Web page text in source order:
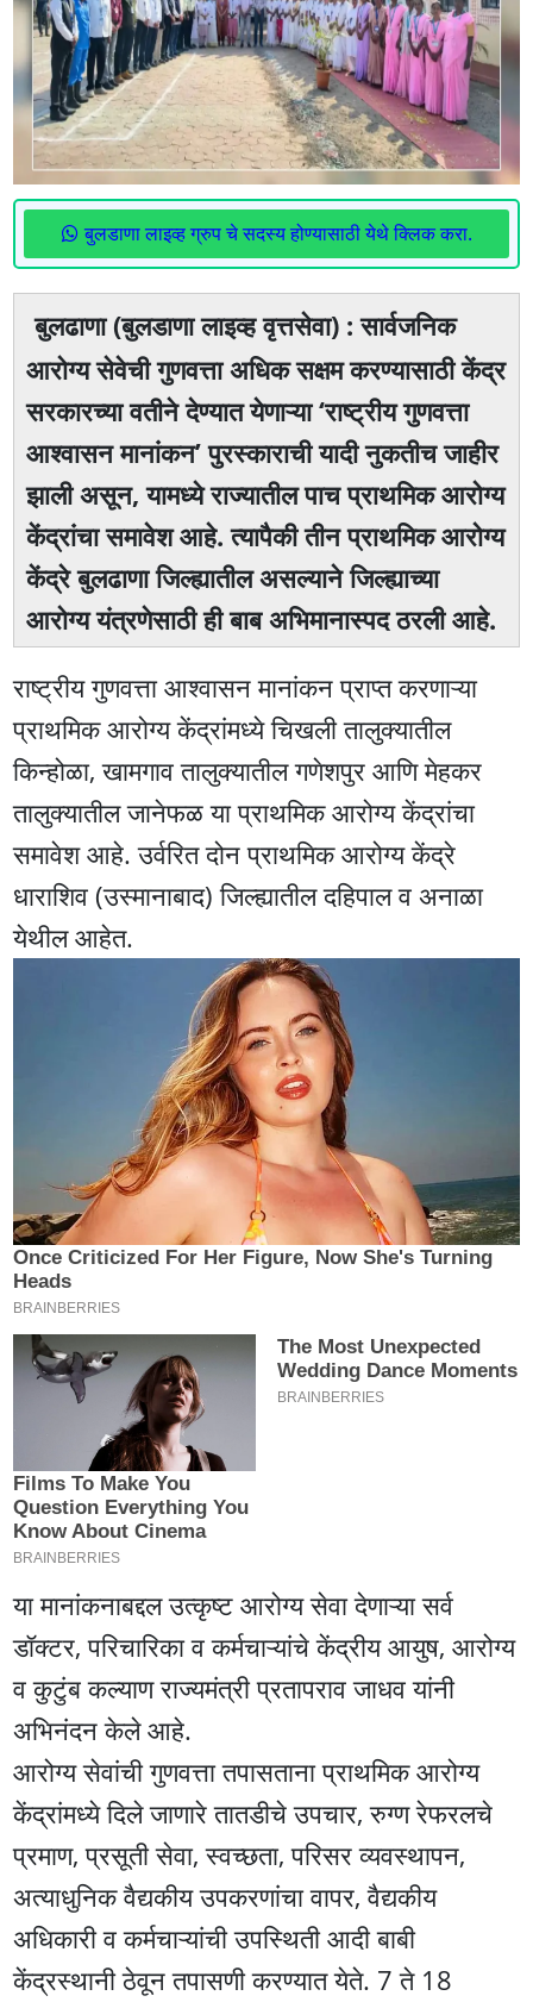
बुलडाणा लाइव्ह ग्रुप चे सदस्य होण्यासाठी येथे क्लिक करा.
बुलढाणा (बुलडाणा लाइव्ह वृत्तसेवा) : सार्वजनिक
आरोग्य सेवेची गुणवत्ता अधिक सक्षम करण्यासाठी केंद्र
सरकारच्या वतीने देण्यात येणाऱ्या ‘राष्ट्रीय गुणवत्ता
आश्वासन मानांकन’ पुरस्काराची यादी नुकतीच जाहीर
झाली असून, यामध्ये राज्यातील पाच प्राथमिक आरोग्य
केंद्रांचा समावेश आहे. त्यापैकी तीन प्राथमिक आरोग्य
केंद्रे बुलढाणा जिल्ह्यातील असल्याने जिल्ह्याच्या
आरोग्य यंत्रणेसाठी ही बाब अभिमानास्पद ठरली आहे.
राष्ट्रीय गुणवत्ता आश्वासन मानांकन प्राप्त करणाऱ्या
प्राथमिक आरोग्य केंद्रांमध्ये चिखली तालुक्यातील
किन्होळा, खामगाव तालुक्यातील गणेशपुर आणि मेहकर
तालुक्यातील जानेफळ या प्राथमिक आरोग्य केंद्रांचा
समावेश आहे. उर्वरित दोन प्राथमिक आरोग्य केंद्रे
धाराशिव (उस्मानाबाद) जिल्ह्यातील दहिपाल व अनाळा
येथील आहेत.
या मानांकनाबद्दल उत्कृष्ट आरोग्य सेवा देणाऱ्या सर्व
डॉक्टर, परिचारिका व कर्मचाऱ्यांचे केंद्रीय आयुष, आरोग्य
व कुटुंब कल्याण राज्यमंत्री प्रतापराव जाधव यांनी
अभिनंदन केले आहे.
आरोग्य सेवांची गुणवत्ता तपासताना प्राथमिक आरोग्य
केंद्रांमध्ये दिले जाणारे तातडीचे उपचार, रुग्ण रेफरलचे
प्रमाण, प्रसूती सेवा, स्वच्छता, परिसर व्यवस्थापन,
अत्याधुनिक वैद्यकीय उपकरणांचा वापर, वैद्यकीय
अधिकारी व कर्मचाऱ्यांची उपस्थिती आदी बाबी
केंद्रस्थानी ठेवून तपासणी करण्यात येते. 7 ते 18